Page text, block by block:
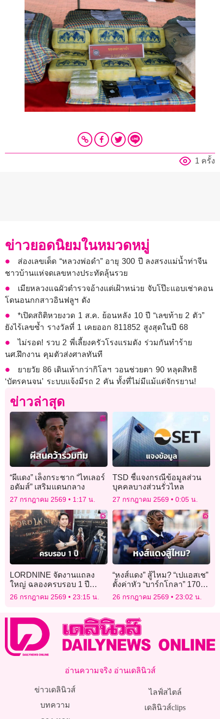
1 ครั้ง
ข่าวยอดนิยมในหมวดหมู่
ส่องเลขเด็ด “หลวงพ่อดำ” อายุ 300 ปี ลงสรงแม่น้ำท่าจีน
ชาวบ้านแห่จดเลขหางประทัดลุ้นรวย
เมียหลวงแฉผัวตำรวจอ้างแต่เฝ้าหน่วย จับโป๊ะแอบเช่าคอน
โดนอนกกสาวอินฟลูฯ ดัง
*เปิดสถิติหวยงวด 1 ส.ค. ย้อนหลัง 10 ปี “เลขท้าย 2 ตัว”
ยังไร้เลขซ้ำ รางวัลที่ 1 เคยออก 811852 สูงสุดในปี 68
ไม่รอด! รวบ 2 พี่เลี้ยงครัวโรงแรมดัง ร่วมกันทำร้าย
นศ.ฝึกงาน คุมตัวส่งศาลทันที
ยายวัย 86 เดินเท้ากว่ากิโลฯ วอนช่วยตา 90 หลุดสิทธิ
‘บัตรคนจน’ ระบบแจ้งมีรถ 2 คัน ทั้งที่ไม่มีแม้แต่จักรยาน!
ข่าวล่าสุด
“ผีแดง” เล็งกระชาก “ไทเลอร์
อดัมส์” เสริมแดนกลาง
27 กรกฎาคม 2569 1:17 น.
TSD ชี้แจงกรณีข้อมูลส่วน
บุคคลบางส่วนรั่วไหล
27 กรกฎาคม 2569 0:05 น.
LORDNINE จัดงานแถลง
ใหญ่ ฉลองครบรอบ 1 ปี
พร้อมเปิดตัวเซิร์ฟฯ ใหม่
“Helena”
26 กรกฎาคม 2569 23:15 น.
“หงส์แดง” สู้ไหม? “เปแอสเช”
ตั้งค่าหัว “บาร์กโกลา” 170
ล้านยูโร
26 กรกฎาคม 2569 23:02 น.
อ่านความจริง อ่านเดลินิวส์
ข่าวเดลินิวส์
บทความ
ไลฟ์สไตล์
เดลินิวส์clips